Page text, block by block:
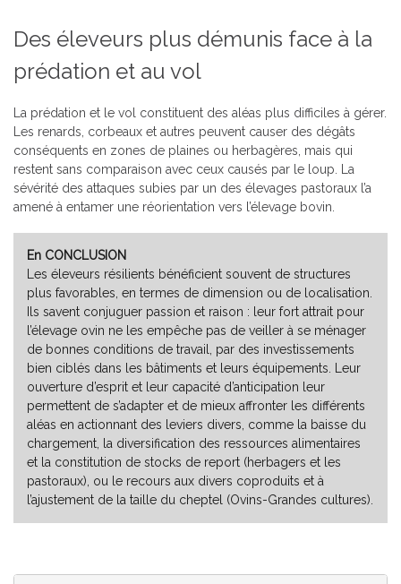
Des éleveurs plus démunis face à la
prédation et au vol
La prédation et le vol constituent des aléas plus difficiles à gérer.
Les renards, corbeaux et autres peuvent causer des dégâts
conséquents en zones de plaines ou herbagères, mais qui
restent sans comparaison avec ceux causés par le loup. La
sévérité des attaques subies par un des élevages pastoraux l’a
amené à entamer une réorientation vers l’élevage bovin.
En CONCLUSION
Les éleveurs résilients bénéficient souvent de structures
plus favorables, en termes de dimension ou de localisation.
Ils savent conjuguer passion et raison : leur fort attrait pour
l’élevage ovin ne les empêche pas de veiller à se ménager
de bonnes conditions de travail, par des investissements
bien ciblés dans les bâtiments et leurs équipements. Leur
ouverture d’esprit et leur capacité d’anticipation leur
permettent de s’adapter et de mieux affronter les différents
aléas en actionnant des leviers divers, comme la baisse du
chargement, la diversification des ressources alimentaires
et la constitution de stocks de report (herbagers et les
pastoraux), ou le recours aux divers coproduits et à
l’ajustement de la taille du cheptel (Ovins-Grandes cultures).